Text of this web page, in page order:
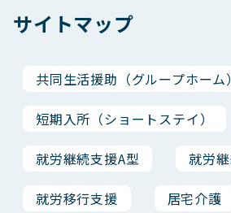
サイトマップ
共同生活援助（グループホーム）
短期入所（ショートステイ）
就労継続支援A型 就労
就労移行支援 居宅介護